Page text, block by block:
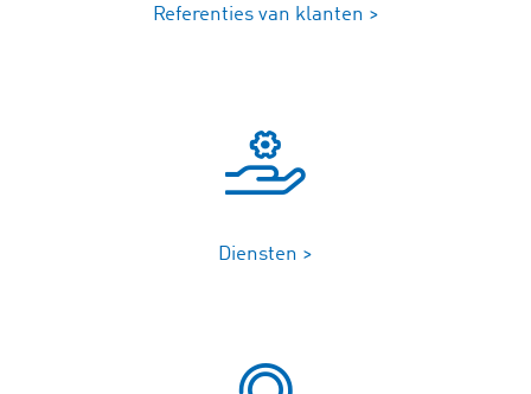
Referenties van klanten >
Diensten >